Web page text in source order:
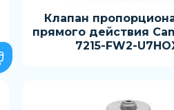
Клапан
прямого действия
7215-FW2-